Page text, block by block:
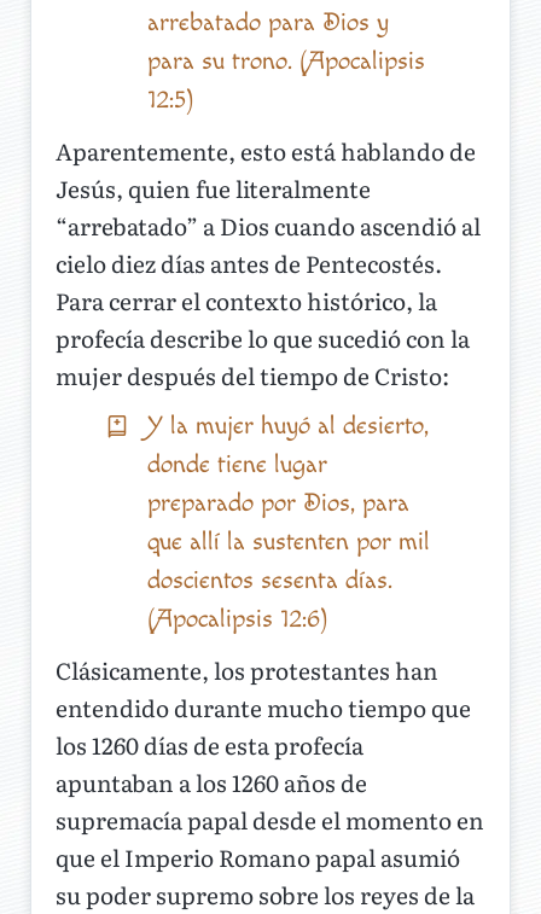
arrebatado para Dios y
para su trono. (Apocalipsis
12:5)
Aparentemente, esto está hablando de
Jesús, quien fue literalmente
“arrebatado” a Dios cuando ascendió al
cielo diez días antes de Pentecostés.
Para cerrar el contexto histórico, la
profecía describe lo que sucedió con la
mujer después del tiempo de Cristo:
Y la mujer huyó al desierto,
donde tiene lugar
preparado por Dios, para
que allí la sustenten por mil
doscientos sesenta días.
(Apocalipsis 12:6)
Clásicamente, los protestantes han
entendido durante mucho tiempo que
los 1260 días de esta profecía
apuntaban a los 1260 años de
supremacía papal desde el momento en
que el Imperio Romano papal asumió
su poder supremo sobre los reyes de la